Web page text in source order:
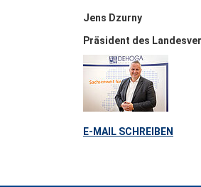
Jens Dzurny
Präsident des
E-MAIL SCHREIBEN